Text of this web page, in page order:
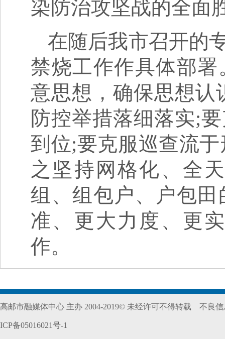
染防治攻坚战的全面
在随后我市召开的
禁烧工作作具体部
意思想，确保思想认
防控举措落细落实;
到位;要克服巡查流
之坚持网格化、全
组、组包户、户包
准、更大力度、更
作。
高邮市融媒体中心 主办 2004-2019© 未经许可不得转载 不良
ICP备05016021号-1